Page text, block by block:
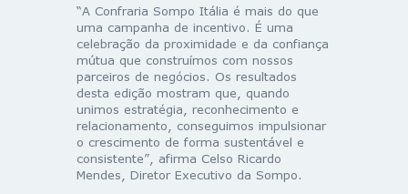
“A Confraria Sompo Itália é mais do que
uma campanha de incentivo. É uma
celebração da proximidade e da confiança
mútua que construímos com nossos
parceiros de negócios. Os resultados
desta edição mostram que, quando
unimos estratégia, reconhecimento e
relacionamento, conseguimos impulsionar
o crescimento de forma sustentável e
consistente”, afirma Celso Ricardo
Mendes, Diretor Executivo da Sompo.